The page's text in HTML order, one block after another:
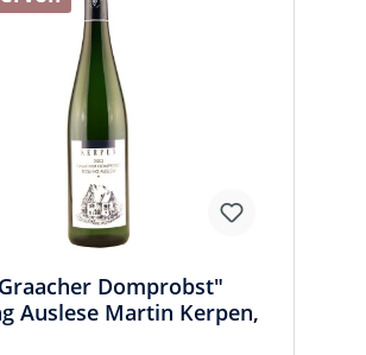
Domprobst"
Auslese Martin Kerpen,